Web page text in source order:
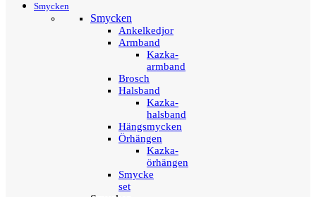
Smycken
Smycken
Ankelkedjor
Armband
Kazka-
armband
Brosch
Halsband
Kazka-
halsband
Hängsmycken
Örhängen
Kazka-
örhängen
Smycke
set